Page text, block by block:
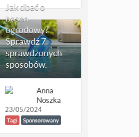
Jak dbać o
basen
ogrodowy?
Sprawdź 7
sprawdzonych
sposobów.
Anna
Noszka
23/05/2024
Tagi Sponsorowany